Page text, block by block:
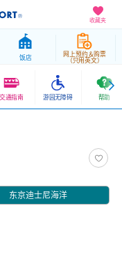
收藏夹
饭店 网上预约＆购票
（只用英文）
交通指南 游园无障碍 帮助
东京迪士尼海洋